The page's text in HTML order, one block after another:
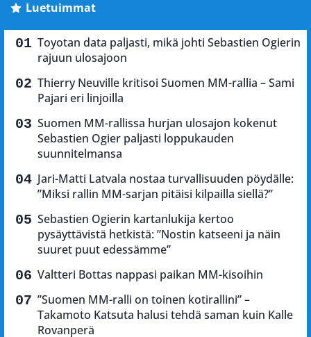
Luetuimmat
Toyotan data paljasti, mikä johti Sebastien Ogierin
rajuun ulosajoon
Thierry Neuville kritisoi Suomen MM-rallia – Sami
Pajari eri linjoilla
Suomen MM-rallissa hurjan ulosajon kokenut
Sebastien Ogier paljasti loppukauden
suunnitelmansa
Jari-Matti Latvala nostaa turvallisuuden pöydälle:
”Miksi rallin MM-sarjan pitäisi kilpailla siellä?”
Sebastien Ogierin kartanlukija kertoo
pysäyttävistä hetkistä: ”Nostin katseeni ja näin
suuret puut edessämme”
Valtteri Bottas nappasi paikan MM-kisoihin
”Suomen MM-ralli on toinen kotirallini” –
Takamoto Katsuta halusi tehdä saman kuin Kalle
Rovanperä